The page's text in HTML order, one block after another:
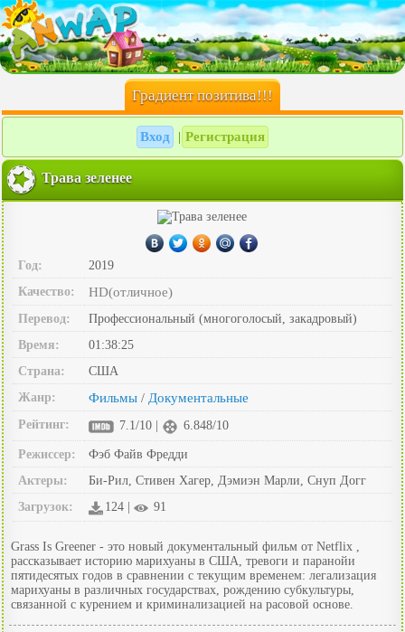
Градиент позитива!!!
Вход Регистрация
Трава зеленее
Год:
2019
Качество:
HD(отличное)
Перевод:
Профессиональный (многоголосый, закадровый)
Время:
01:38:25
Страна:
США
Жанр:
Фильмы / Документальные
Рейтинг: 7.1/10 | 6.848/10
Режиссер:
Фэб Файв Фредди
Актеры:
Би-Рил, Стивен Хагер, Дэмиэн Марли, Снуп Догг
Загрузок:
124 | 91
Grass Is Greener - это новый документальный фильм от Netflix ,
рассказывает историю марихуаны в США, тревоги и паранойи
пятидесятых годов в сравнении с текущим временем: легализация
марихуаны в различных государствах, рождению субкультуры,
связанной с курением и криминализацией на расовой основе.